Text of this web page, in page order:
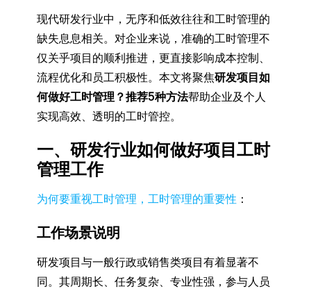
现代研发行业中，无序和低效往往和工时管理的
缺失息息相关。对企业来说，准确的工时管理不
仅关乎项目的顺利推进，更直接影响成本控制、
流程优化和员工积极性。本文将聚焦研发项目如
何做好工时管理？推荐5种方法帮助企业及个人
实现高效、透明的工时管控。
一、研发行业如何做好项目工时
管理工作
为何要重视工时管理，工时管理的重要性 ：
工作场景说明
研发项目与一般行政或销售类项目有着显著不
同。其周期长、任务复杂、专业性强，参与人员